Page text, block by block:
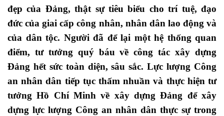
đẹp của Đảng, thật sự tiêu biểu cho trí tuệ, đạo
đức của giai cấp công nhân, nhân dân lao động và
của dân tộc. Người đã để lại một hệ thống quan
điểm, tư tưởng quý báu về công tác xây dựng
Đảng hết sức toàn diện, sâu sắc. Lực lượng Công
an nhân dân tiếp tục thấm nhuần và thực hiện tư
tưởng Hồ Chí Minh về xây dựng Đảng để xây
dựng lực lượng Công an nhân dân thực sự trong